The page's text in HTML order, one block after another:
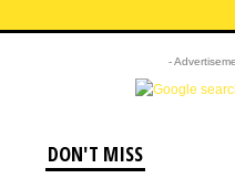
-
DON'T MISS